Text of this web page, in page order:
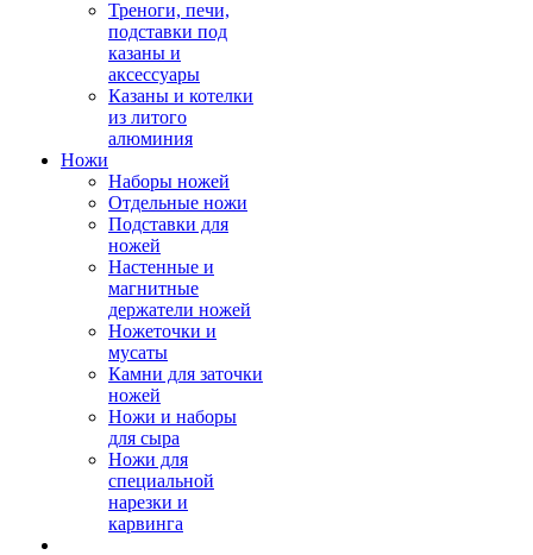
Треноги, печи,
подставки под
казаны и
аксессуары
Казаны и котелки
из литого
алюминия
Ножи
Наборы ножей
Отдельные ножи
Подставки для
ножей
Настенные и
магнитные
держатели ножей
Ножеточки и
мусаты
Камни для заточки
ножей
Ножи и наборы
для сыра
Ножи для
специальной
нарезки и
карвинга